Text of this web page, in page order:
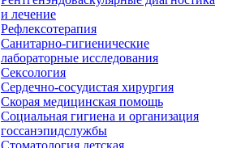
и лечение
Рефлексотерапия
Санитарно-гигиенические
лабораторные исследования
Сексология
Сердечно-сосудистая хирургия
Скорая медицинская помощь
Социальная гигиена и организация
госсанэпидслужбы
Стоматология детская